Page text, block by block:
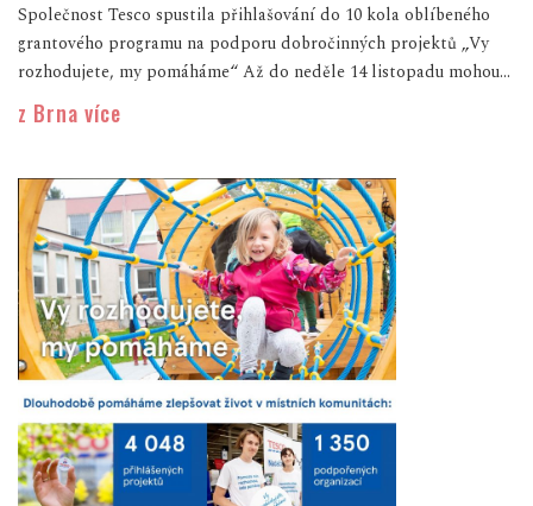
Společnost Tesco spustila přihlašování do 10 kola oblíbeného
grantového programu na podporu dobročinných projektů „Vy
rozhodujete, my pomáháme“ Až do neděle 14 listopadu mohou...
z Brna více